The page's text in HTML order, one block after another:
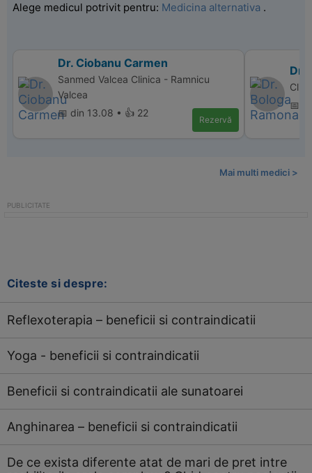
Alege medicul potrivit pentru: Medicina alternativa .
Dr. Ciobanu Carmen
Sanmed Valcea Clinica - Ramnicu
Valcea
📅 din 13.08 • 👍 22
Rezervă
Dr.
📅
Mai multi medici >
Citeste si despre:
Reflexoterapia – beneficii si contraindicatii
Yoga - beneficii si contraindicatii
Beneficii si contraindicatii ale sunatoarei
Anghinarea – beneficii si contraindicatii
De ce exista diferente atat de mari de pret intre